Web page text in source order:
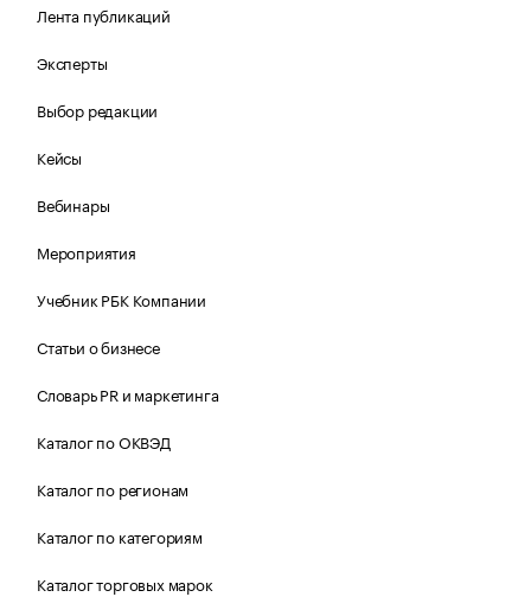
Лента публикаций
Эксперты
Выбор редакции
Кейсы
Вебинары
Мероприятия
Учебник РБК Компании
Статьи о бизнесе
Словарь PR и маркетинга
Каталог по ОКВЭД
Каталог по регионам
Каталог по категориям
Каталог торговых марок